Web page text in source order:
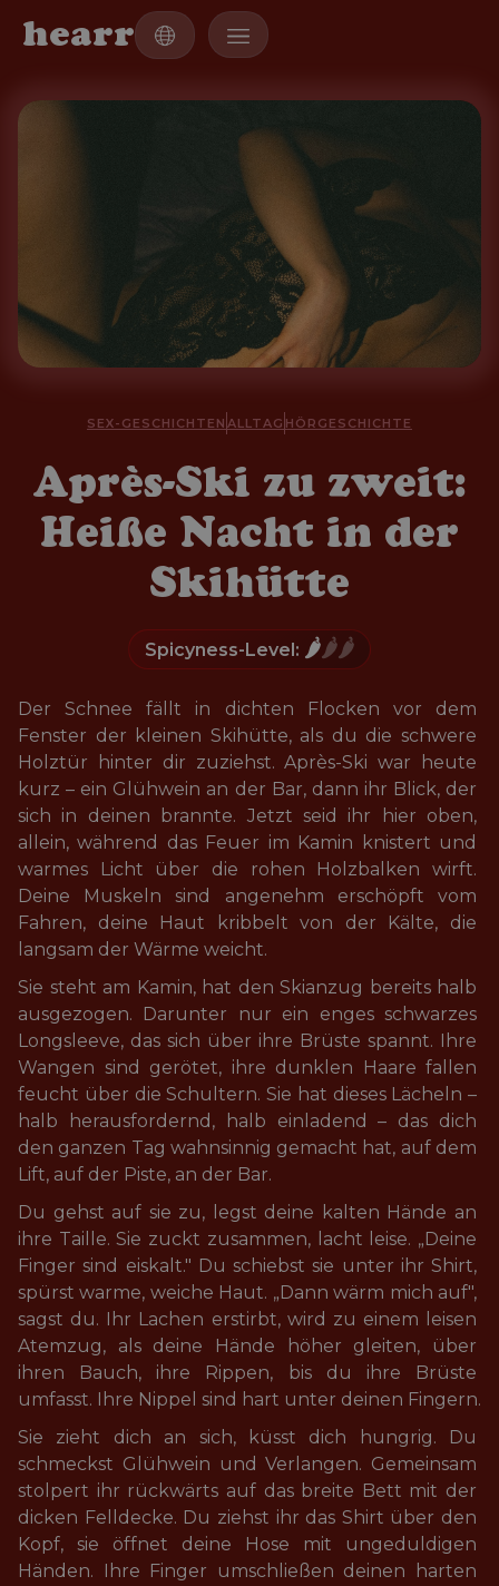
hearr
SEX-GESCHICHTEN ALLTAG HÖRGESCHICHTE
Après-Ski zu zweit:
Heiße Nacht in der
Skihütte
Spicyness-Level: 🌶️🌶️🌶️
Der Schnee fällt in dichten Flocken vor dem
Fenster der kleinen Skihütte, als du die schwere
Holztür hinter dir zuziehst. Après-Ski war heute
kurz – ein Glühwein an der Bar, dann ihr Blick, der
sich in deinen brannte. Jetzt seid ihr hier oben,
allein, während das Feuer im Kamin knistert und
warmes Licht über die rohen Holzbalken wirft.
Deine Muskeln sind angenehm erschöpft vom
Fahren, deine Haut kribbelt von der Kälte, die
langsam der Wärme weicht.
Sie steht am Kamin, hat den Skianzug bereits halb
ausgezogen. Darunter nur ein enges schwarzes
Longsleeve, das sich über ihre Brüste spannt. Ihre
Wangen sind gerötet, ihre dunklen Haare fallen
feucht über die Schultern. Sie hat dieses Lächeln –
halb herausfordernd, halb einladend – das dich
den ganzen Tag wahnsinnig gemacht hat, auf dem
Lift, auf der Piste, an der Bar.
Du gehst auf sie zu, legst deine kalten Hände an
ihre Taille. Sie zuckt zusammen, lacht leise. „Deine
Finger sind eiskalt." Du schiebst sie unter ihr Shirt,
spürst warme, weiche Haut. „Dann wärm mich auf",
sagst du. Ihr Lachen erstirbt, wird zu einem leisen
Atemzug, als deine Hände höher gleiten, über
ihren Bauch, ihre Rippen, bis du ihre Brüste
umfasst. Ihre Nippel sind hart unter deinen Fingern.
Sie zieht dich an sich, küsst dich hungrig. Du
schmeckst Glühwein und Verlangen. Gemeinsam
stolpert ihr rückwärts auf das breite Bett mit der
dicken Felldecke. Du ziehst ihr das Shirt über den
Kopf, sie öffnet deine Hose mit ungeduldigen
Händen. Ihre Finger umschließen deinen harten